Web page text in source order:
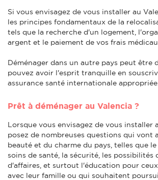
Si vous envisagez de vous installer au
les principes fondamentaux de la
tels que la recherche d'un logement,
argent et le paiement de vos frais
Déménager dans un autre pays peut être
pouvez avoir l'esprit tranquille en
assurance santé internationale appropriée.
Prêt à déménager au Valencia ?
Lorsque vous envisagez de vous installer
posez de nombreuses questions qui vont
beauté et du charme du pays, telles que
soins de santé, la sécurité, les possibilités
d'affaires, et surtout l'éducation pour
avec leur famille ou qui souhaitent